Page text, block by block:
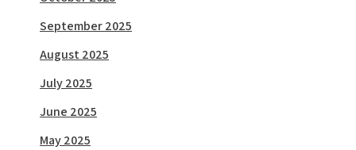
September 2025
August 2025
July 2025
June 2025
May 2025